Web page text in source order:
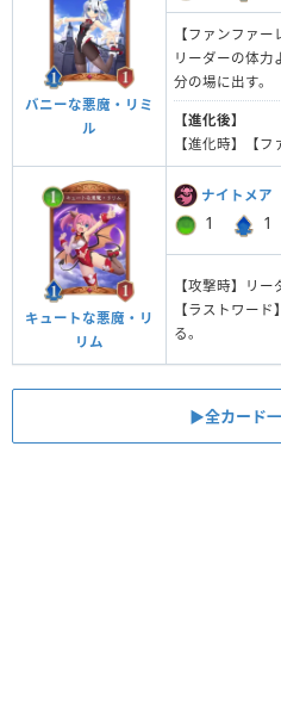
バニーな悪魔・リミ
ル
【ファンファ
リーダーの体力
分の場に出す。
【進化後】
【進化時】【
キュートな悪魔・リ
リム
ナイトメア
1 1
【攻撃時】リー
【ラストワー
る。
▶︎全カード